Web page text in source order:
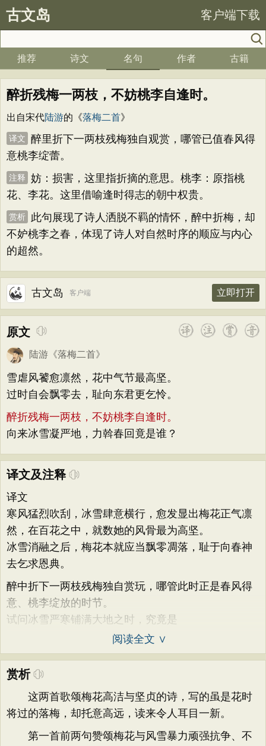
古文岛 客户端下载
推荐 诗文 名句 作者 古籍
醉折残梅一两枝，不妨桃李自逢时。
出自宋代陆游的《落梅二首》
译文
醉里折下一两枝残梅独自观赏，哪管已值春风得
意桃李绽蕾。
注释
妨：损害，这里指折摘的意思。桃李：原指桃
花、李花。这里借喻逢时得志的朝中权贵。
赏析
此句展现了诗人洒脱不羁的情怀，醉中折梅，却
不妒桃李之春，体现了诗人对自然时序的顺应与内心
的超然。
古文岛 客户端 立即打开
原文
陆游 《落梅二首》
雪虐风饕愈凛然，花中气节最高坚。
过时自会飘零去，耻向东君更乞怜。
醉折残梅一两枝，不妨桃李自逢时。
向来冰雪凝严地，力斡春回竟是谁？
译文及注释
译文
寒风猛烈吹刮，冰雪肆意横行，愈发显出梅花正气凛
然，在百花之中，就数她的风骨最为高坚。
冰雪消融之后，梅花本就应当飘零凋落，耻于向春神
去乞求恩典。
醉中折下一两枝残梅独自赏玩，哪管此时正是春风得
意、桃李绽放的时节。
试问冰雪严寒铺满大地之时，究竟是
阅读全文 ∨
赏析
这两首歌颂梅花高洁与坚贞的诗，写的虽是花时
将过的落梅，却托意高远，读来令人耳目一新。
第一首前两句赞颂梅花与风雪暴力顽强抗争、不